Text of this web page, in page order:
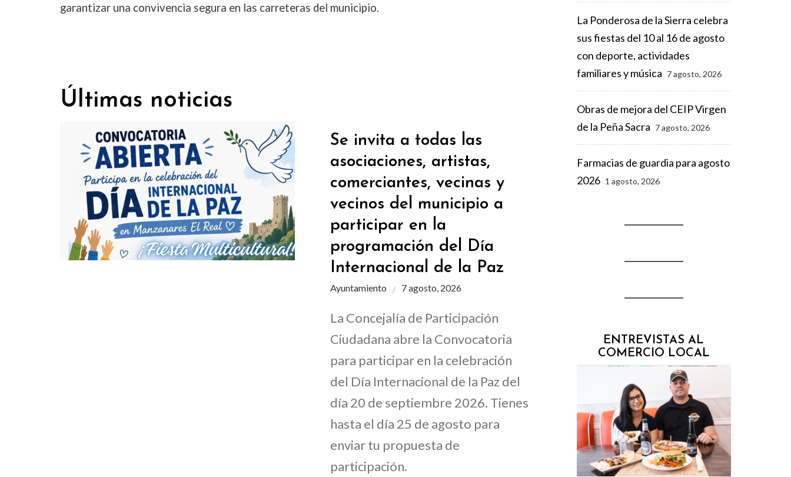
garantizar una convivencia segura en las carreteras del municipio.
Últimas noticias
Se invita a todas las
asociaciones, artistas,
comerciantes, vecinas y
vecinos del municipio a
participar en la
programación del Día
Internacional de la Paz
Ayuntamiento 7 agosto, 2026
La Concejalía de Participación
Ciudadana abre la Convocatoria
para participar en la celebración
del Día Internacional de la Paz del
día 20 de septiembre 2026. Tienes
hasta el día 25 de agosto para
enviar tu propuesta de
participación.
La Ponderosa de la Sierra celebra
sus fiestas del 10 al 16 de agosto
con deporte, actividades
familiares y música 7 agosto, 2026
Obras de mejora del CEIP Virgen
de la Peña Sacra 7 agosto, 2026
Farmacias de guardia para agosto
2026 1 agosto, 2026
ENTREVISTAS AL
COMERCIO LOCAL